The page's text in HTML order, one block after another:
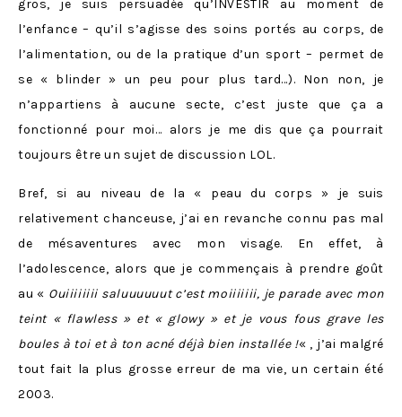
gros, je suis persuadée qu’INVESTIR au moment de
l’enfance – qu’il s’agisse des soins portés au corps, de
l’alimentation, ou de la pratique d’un sport – permet de
se « blinder » un peu pour plus tard…). Non non, je
n’appartiens à aucune secte, c’est juste que ça a
fonctionné pour moi… alors je me dis que ça pourrait
toujours être un sujet de discussion LOL.
Bref, si au niveau de la « peau du corps » je suis
relativement chanceuse, j’ai en revanche connu pas mal
de mésaventures avec mon visage. En effet, à
l’adolescence, alors que je commençais à prendre goût
au « Ouiiiiiiii saluuuuuut c’est moiiiiiii, je parade avec mon
teint « flawless » et « glowy » et je vous fous grave les
boules à toi et à ton acné déjà bien installée !« , j’ai malgré
tout fait la plus grosse erreur de ma vie, un certain été
2003.